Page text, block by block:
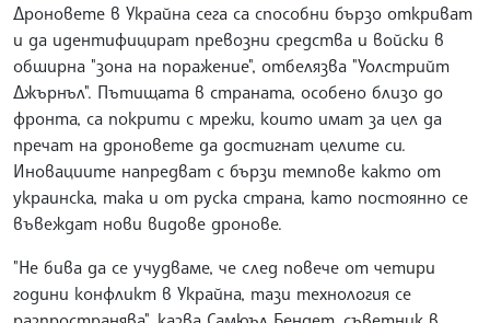
Дроновете в Украйна сега са способни бързо откриват
и да идентифицират превозни средства и войски в
обширна "зона на поражение", отбелязва "Уолстрийт
Джърнъл". Пътищата в страната, особено близо до
фронта, са покрити с мрежи, които имат за цел да
пречат на дроновете да достигнат целите си.
Иновациите напредват с бързи темпове както от
украинска, така и от руска страна, като постоянно се
въвеждат нови видове дронове.
"Не бива да се учудваме, че след повече от четири
години конфликт в Украйна, тази технология се